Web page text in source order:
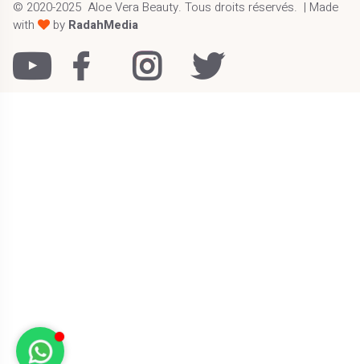
© 2020-2025 Aloe Vera Beauty.Tous droits réservés. | Made
with
by RadahMedia